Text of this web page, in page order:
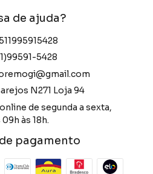
de ajuda?
5428
N271 Loja 94
de segunda a sexta,
09h às 18h.
pagamento